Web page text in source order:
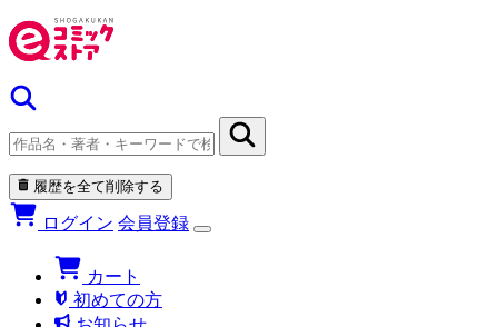
履歴を全て削除する
ログイン 会員登録
カート
初めての方